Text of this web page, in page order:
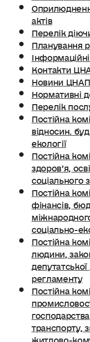
актів
Перелік
Планування
Контакти
Новини ЦНАП
Нормативні
Перелік
Постійна
відносин.
екології
Постійна
здоров’я,
соціального
Постійна
фінансів,
соціально-
Постійна
людини,
депутатської
регламенту
Постійна
транспорту,
житлово-